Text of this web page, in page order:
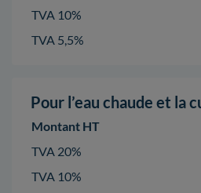
TVA 10%
TVA 5,5%
Pour l’eau chaude et la
Montant HT
TVA 20%
TVA 10%